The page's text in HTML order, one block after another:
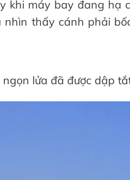
khi máy bay đang hạ
thấy cánh phải
lửa đã được dập